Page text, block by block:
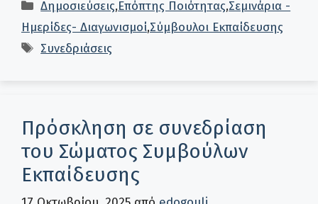
Κατηγορίες
Δημοσιεύσεις,Επόπτης Ποιότητας,Σεμινάρια -
Ημερίδες- Διαγωνισμοί,Σύμβουλοι Εκπαίδευσης
Ετικέτες
Συνεδριάσεις
Πρόσκληση σε συνεδρίαση
του Σώματος Συμβούλων
Εκπαίδευσης